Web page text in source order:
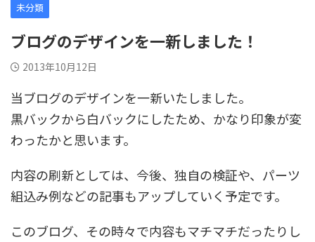
未分類
ブログのデザインを一新しました！
2013年10月12日
当ブログのデザインを一新いたしました。
黒バックから白バックにしたため、かなり印象が変
わったかと思います。
内容の刷新としては、今後、独自の検証や、パーツ
組込み例などの記事もアップしていく予定です。
このブログ、その時々で内容もマチマチだったりし